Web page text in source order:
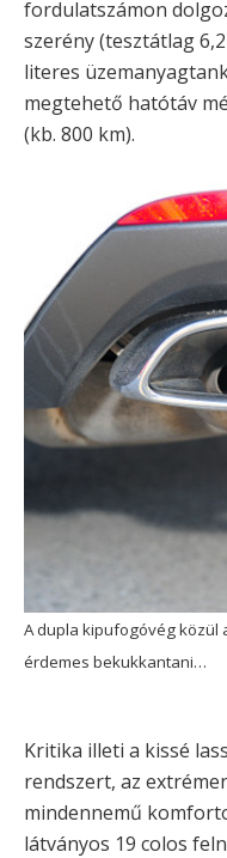
fordulatszámon
szerény (tesztátlag
literes
megtehető hatótáv
(kb. 800 km).
A dupla kipufogóvég közül
érdemes bekukkantani…
Kritika illeti a kissé
rendszert, az
mindennemű
látványos 19 colos